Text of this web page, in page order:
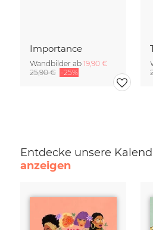
Importance
Wandbilder ab 19,90 €
25,90 € -25%
Entdecke unsere
anzeigen